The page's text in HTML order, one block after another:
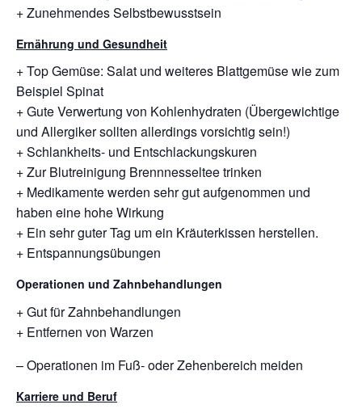
+ Zunehmendes Selbstbewusstsein
Ernährung und Gesundheit
+ Top Gemüse: Salat und weiteres Blattgemüse wie zum
Beispiel Spinat
+ Gute Verwertung von Kohlenhydraten (Übergewichtige
und Allergiker sollten allerdings vorsichtig sein!)
+ Schlankheits- und Entschlackungskuren
+ Zur Blutreinigung Brennnesseltee trinken
+ Medikamente werden sehr gut aufgenommen und
haben eine hohe Wirkung
+ Ein sehr guter Tag um ein Kräuterkissen herstellen.
+ Entspannungsübungen
Operationen und Zahnbehandlungen
+ Gut für Zahnbehandlungen
+ Entfernen von Warzen
– Operationen im Fuß- oder Zehenbereich meiden
Karriere und Beruf